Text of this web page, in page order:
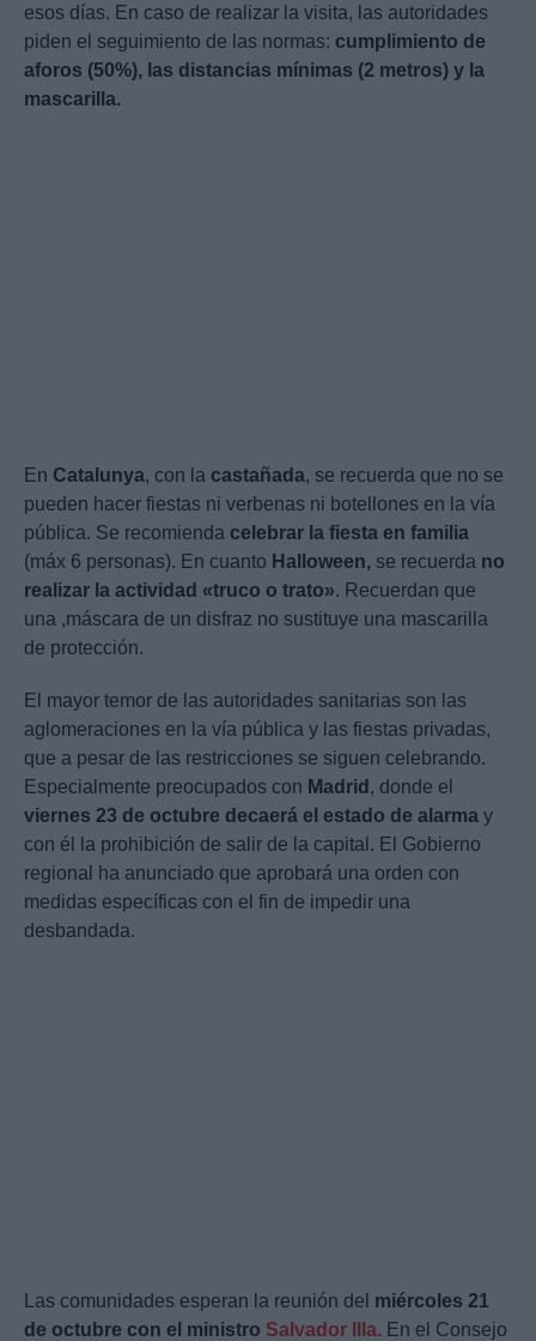
esos días. En caso de realizar la visita, las autoridades
piden el seguimiento de las normas: cumplimiento de
aforos (50%), las distancias mínimas (2 metros) y la
mascarilla.
En Catalunya, con la castañada, se recuerda que no se
pueden hacer fiestas ni verbenas ni botellones en la vía
pública. Se recomienda celebrar la fiesta en familia
(máx 6 personas). En cuanto Halloween, se recuerda no
realizar la actividad «truco o trato». Recuerdan que
una ,máscara de un disfraz no sustituye una mascarilla
de protección.
El mayor temor de las autoridades sanitarias son las
aglomeraciones en la vía pública y las fiestas privadas,
que a pesar de las restricciones se siguen celebrando.
Especialmente preocupados con Madrid , donde el
viernes 23 de octubre decaerá el estado de alarma y
con él la prohibición de salir de la capital. El Gobierno
regional ha anunciado que aprobará una orden con
medidas específicas con el fin de impedir una
desbandada.
Las comunidades esperan la reunión del miércoles 21
de octubre con el ministro Salvador Illa. En el Consejo